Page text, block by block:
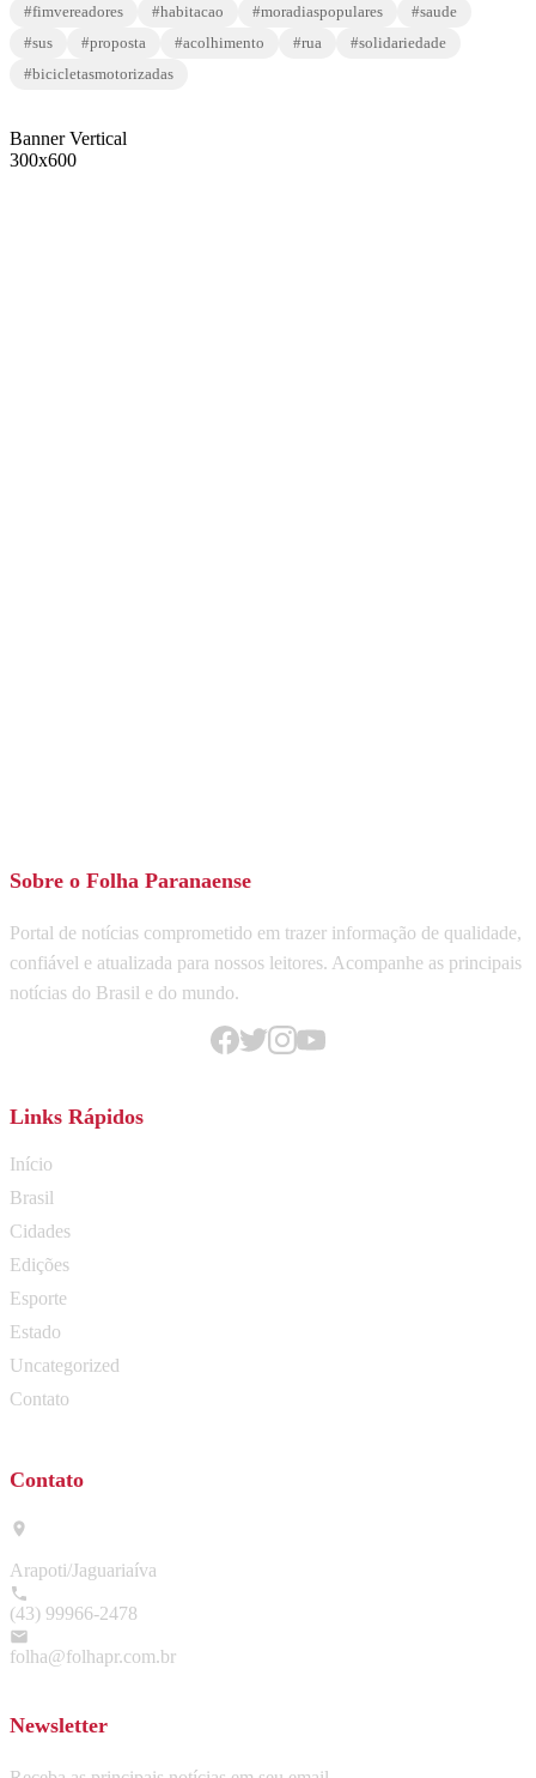
#fimvereadores
#habitacao #moradiaspopulares
#saude
#sus
#proposta #acolhimento #rua
#solidariedade
#bicicletasmotorizadas
Banner Vertical
300x600
Sobre o Folha Paranaense
Portal de notícias comprometido em trazer informação de qualidade,
confiável e atualizada para nossos leitores. Acompanhe as principais
notícias do Brasil e do mundo.
Links Rápidos
Início
Brasil
Cidades
Edições
Esporte
Estado
Uncategorized
Contato
Contato
Arapoti/Jaguariaíva
(43) 99966-2478
folha@folhapr.com.br
Newsletter